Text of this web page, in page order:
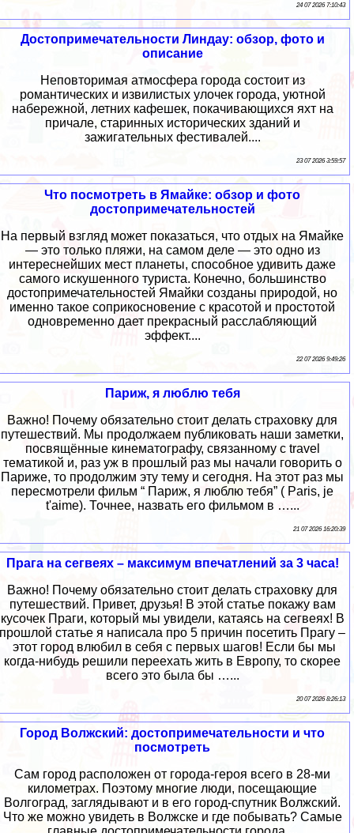
24 07 2026 7:10:43
Достопримечательности Линдау: обзор, фото и
описание
Неповторимая атмосфера города состоит из
романтических и извилистых улочек города, уютной
набережной, летних кафешек, покачивающихся яхт на
причале, старинных исторических зданий и
зажигательных фестивалей....
23 07 2026 3:59:57
Что посмотреть в Ямайке: обзор и фото
достопримечательностей
На первый взгляд может показаться, что отдых на Ямайке
— это только пляжи, на самом деле — это одно из
интереснейших мест планеты, способное удивить даже
самого искушенного туриста. Конечно, большинство
достопримечательностей Ямайки созданы природой, но
именно такое соприкосновение с красотой и простотой
одновременно дает прекрасный расслабляющий
эффект....
22 07 2026 9:49:26
Париж, я люблю тебя
Важно! Почему обязательно стоит делать страховку для
путешествий. Мы продолжаем публиковать наши заметки,
посвящённые кинематографу, связанному с travel
тематикой и, раз уж в прошлый раз мы начали говорить о
Париже, то продолжим эту тему и сегодня. На этот раз мы
пересмотрели фильм “ Париж, я люблю тебя” ( Paris, je
t'aime). Точнее, назвать его фильмом в …...
21 07 2026 16:20:39
Прага на сегвеях – максимум впечатлений за 3 часа!
Важно! Почему обязательно стоит делать страховку для
путешествий. Привет, друзья! В этой статье покажу вам
кусочек Праги, который мы увидели, катаясь на сегвеях! В
прошлой статье я написала про 5 причин посетить Прагу –
этот город влюбил в себя с первых шагов! Если бы мы
когда-нибудь решили переехать жить в Европу, то скорее
всего это была бы …...
20 07 2026 8:26:13
Город Волжский: достопримечательности и что
посмотреть
Сам город расположен от города-героя всего в 28-ми
километрах. Поэтому многие люди, посещающие
Волгоград, заглядывают и в его город-спутник Волжский.
Что же можно увидеть в Волжске и где побывать? Самые